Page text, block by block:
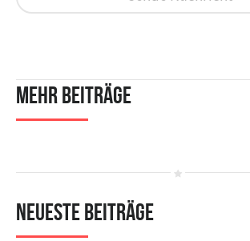
Mehr Beiträge
Neueste Beiträge